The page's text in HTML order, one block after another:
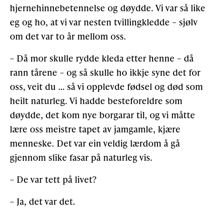
hjernehinnebetennelse og døydde. Vi var så like
eg og ho, at vi var nesten tvillingkledde – sjølv
om det var to år mellom oss.
– Då mor skulle rydde kleda etter henne – då
rann tårene – og så skulle ho ikkje syne det for
oss, veit du … så vi opplevde fødsel og død som
heilt naturleg. Vi hadde besteforeldre som
døydde, det kom nye borgarar til, og vi måtte
lære oss meistre tapet av jamgamle, kjære
menneske. Det var ein veldig lærdom å gå
gjennom slike fasar på naturleg vis.
– De var tett på livet?
– Ja, det var det.